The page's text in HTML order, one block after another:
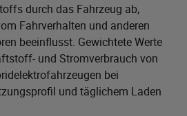
durch das Fahrzeug ab,
Fahrverhalten und anderen
beeinflusst. Gewichtete Werte
und Stromverbrauch von
bei
und täglichem Laden